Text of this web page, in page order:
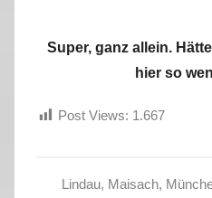
Super, ganz allein.
hier so
Post Views: 1.667
Lindau, Maisach,